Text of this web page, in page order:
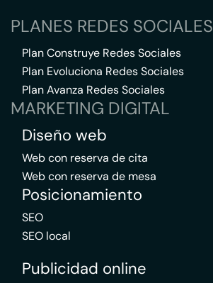
PLANES REDES SOCIALES
Plan Construye Redes Sociales
Plan Evoluciona Redes Sociales
Plan Avanza Redes Sociales
MARKETING DIGITAL
Diseño web
Web con reserva de cita
Web con reserva de mesa
Posicionamiento
SEO
SEO local
Publicidad online